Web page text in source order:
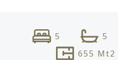
5 5
655 Mt2